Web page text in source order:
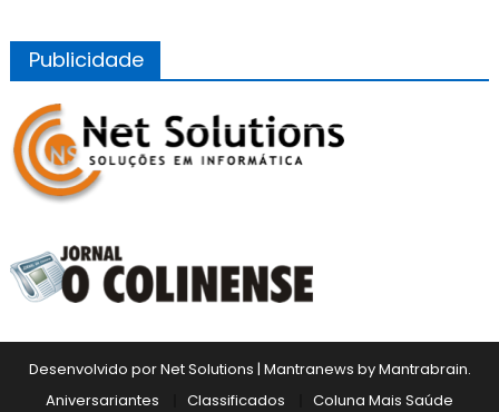
Publicidade
Desenvolvido por Net Solutions | Mantranews byMantrabrain.
Aniversariantes
Classificados Coluna Mais Saúde